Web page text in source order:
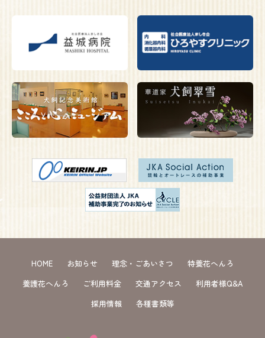
HOME お知らせ 理念・ごあいさつ
特養花へんろ
養護花へんろ
ご利用料金 交通アクセス
利用者様Q&A
採用情報
各種書類等